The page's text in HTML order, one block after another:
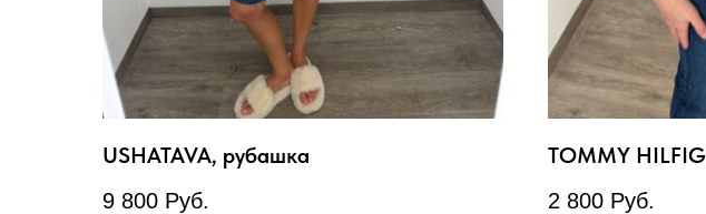
USHATAVA, рубашка
9 800 Руб.
TOMMY
2 800 Руб.